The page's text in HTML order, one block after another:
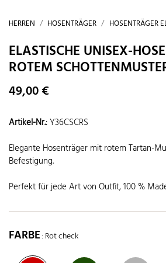
HERREN HOSENTRÄGER HOSENTRÄGER
ELASTISCHE UNISEX-
ROTEM
49,00 €
Artikel-Nr.:Y36CSCRS
Elegante Hosenträger mit rotem Tartan-
Befestigung.
Perfekt für jede Art von Outfit, 100 %
FARBE: Rot check